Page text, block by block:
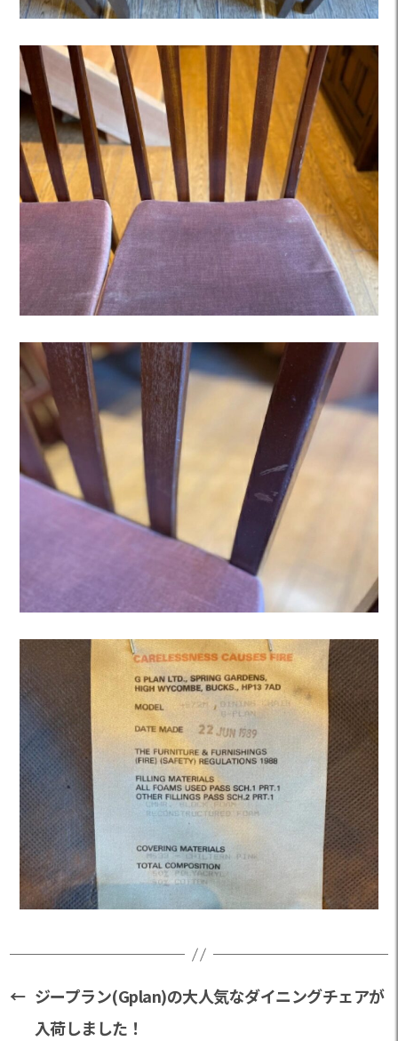
← ジープラン(Gplan)の大人気なダイニングチェアが
入荷しました！